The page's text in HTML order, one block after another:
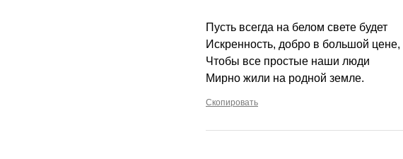
Пусть всегда на белом свете будет
Искренность, добро в большой цене,
Чтобы все простые наши люди
Мирно жили на родной земле.
Скопировать